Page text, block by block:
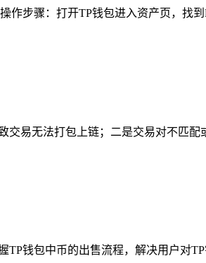
步骤：打开TP钱包进入资产页，找
易无法打包上链；二是交易对不匹配
钱包中币的出售流程，解决用户对